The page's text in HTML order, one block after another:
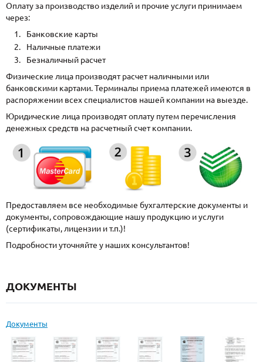
Оплату за производство изделий и прочие услуги принимаем
через:
Банковские карты
Наличные платежи
Безналичный расчет
Физические лица производят расчет наличными или
банковскими картами. Терминалы приема платежей имеются в
распоряжении всех специалистов нашей компании на выезде.
Юридические лица производят оплату путем перечисления
денежных средств на расчетный счет компании.
Предоставляем все необходимые бухгалтерские документы и
документы, сопровождающие нашу продукцию и услуги
(сертификаты, лицензии и т.п.)!
Подробности уточняйте у наших консультантов!
ДОКУМЕНТЫ
Документы